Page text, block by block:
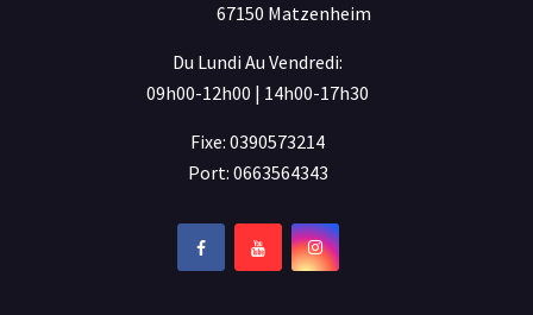
67150 Matzenheim
Du Lundi Au Vendredi:
09h00-12h00 | 14h00-17h30
Fixe: 0390573214
Port: 0663564343